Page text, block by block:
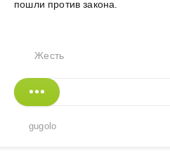
пошли против закона.
Жесть
gugolo